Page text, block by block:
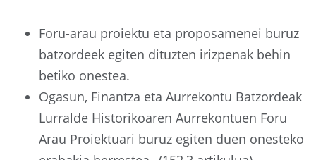
Foru-arau proiektu eta proposamenei buruz
batzordeek egiten dituzten irizpenak behin
betiko onestea.
Ogasun, Finantza eta Aurrekontu Batzordeak
Lurralde Historikoaren Aurrekontuen Foru
Arau Proiektuari buruz egiten duen onesteko